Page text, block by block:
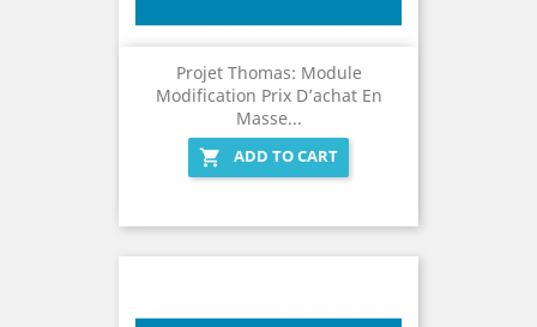
Projet Thomas: Module
Modification Prix D’achat En
Masse...

ADD TO CART